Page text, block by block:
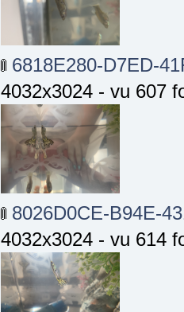
6818E280-D7ED-
4032x3024 - vu 607
8026D0CE-B94E-
4032x3024 - vu 614